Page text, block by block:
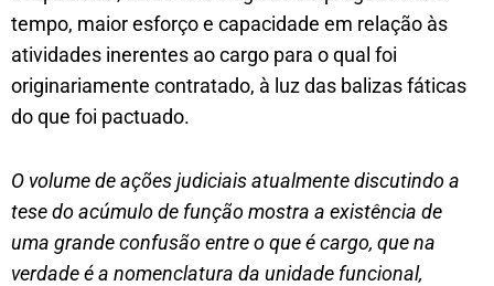
tempo, maior esforço e capacidade em relação às
atividades inerentes ao cargo para o qual foi
originariamente contratado, à luz das balizas fáticas
do que foi pactuado.
O volume de ações judiciais atualmente discutindo a
tese do acúmulo de função mostra a existência de
uma grande confusão entre o que é cargo, que na
verdade é a nomenclatura da unidade funcional,